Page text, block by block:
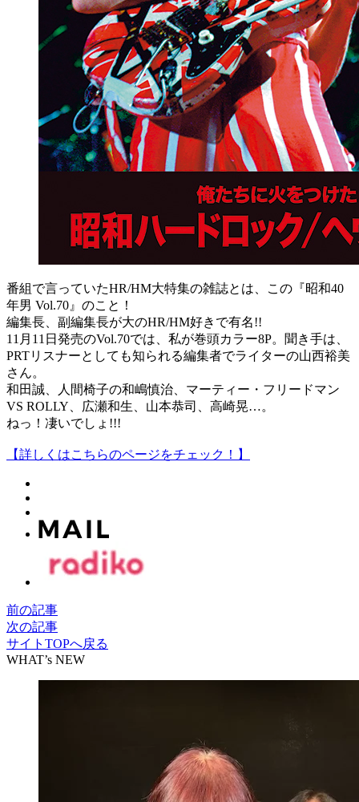
番組で言っていたHR/HM大特集の雑誌とは、この『昭和40
年男 Vol.70』のこと！
編集長、副編集長が大のHR/HM好きで有名!!
11月11日発売のVol.70では、私が巻頭カラー8P。聞き手は、
PRTリスナーとしても知られる編集者でライターの山西裕美
さん。
和田誠、人間椅子の和嶋慎治、マーティー・フリードマン
VS ROLLY、広瀬和生、山本恭司、高崎晃…。
ねっ！凄いでしょ!!!
【詳しくはこちらのページをチェック！】
前の記事
次の記事
サイトTOPへ戻る
WHAT’s NEW